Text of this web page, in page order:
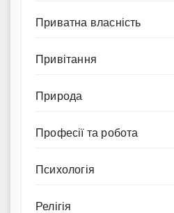
Приватна власність
Привітання
Природа
Професії та робота
Психологія
Релігія